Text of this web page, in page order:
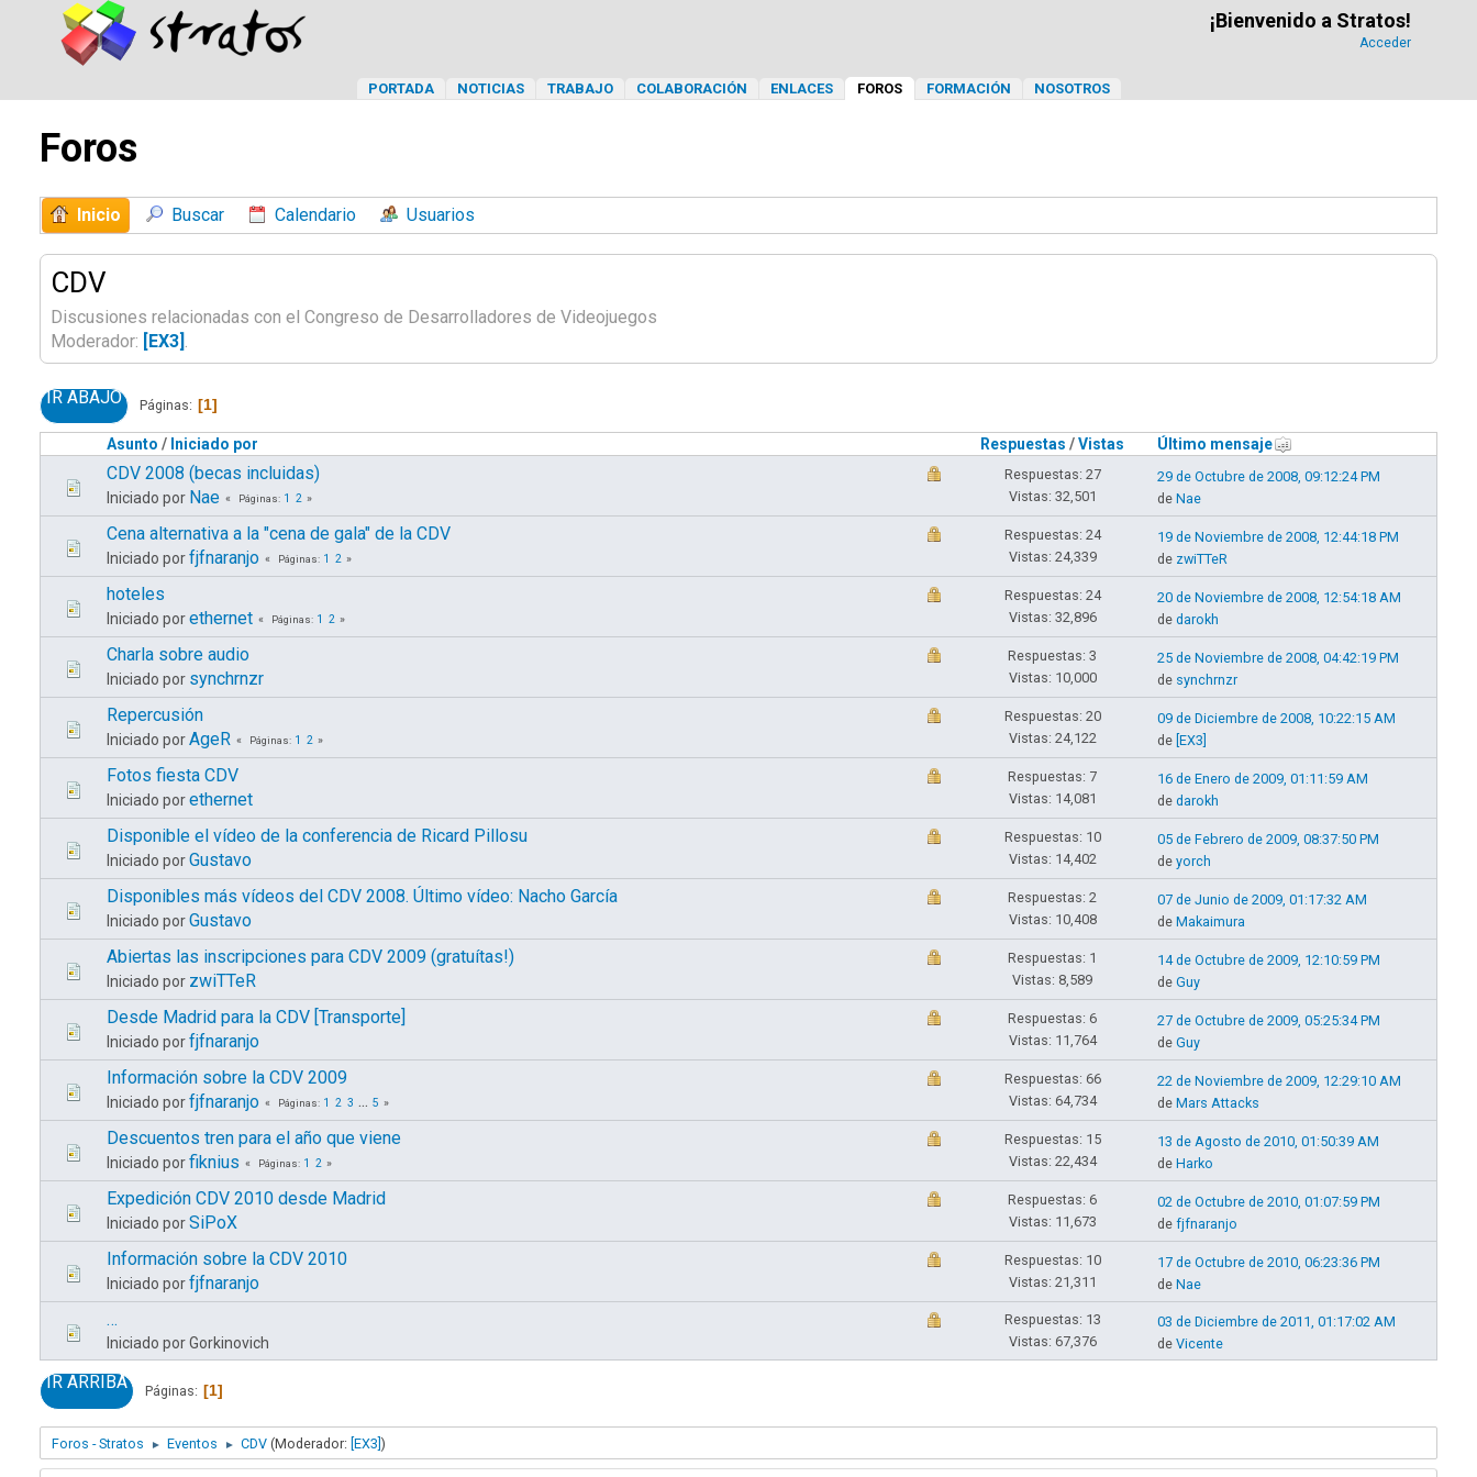
¡Bienvenido a Stratos!
Acceder
PORTADA NOTICIAS TRABAJO COLABORACIÓN ENLACES FOROS FORMACIÓN NOSOTROS
Foros
Inicio Buscar Calendario Usuarios
CDV
Discusiones relacionadas con el Congreso de Desarrolladores de Videojuegos
Moderador: [EX3]
IR ABAJO Páginas 1
Asunto / Iniciado por Respuestas /Vistas Último mensaje
CDV 2008 (becas incluidas)
Iniciado por Nae Páginas 1 2
Respuestas: 27
Vistas: 32,501
29 de Octubre de 2008, 09:12:24 PM
de Nae
Cena alternativa a la "cena de gala" de la CDV
Iniciado porfjfnaranjo Páginas 1 2
Respuestas: 24
Vistas: 24,339
19 de Noviembre de 2008, 12:44:18 PM
de zwiTTeR
hoteles
Iniciado porethernet Páginas 1 2
Respuestas: 24
Vistas: 32,896
20 de Noviembre de 2008, 12:54:18 AM
de darokh
Charla sobre audio
Iniciado por synchrnzr
Respuestas: 3
Vistas: 10,000
25 de Noviembre de 2008, 04:42:19 PM
de synchrnzr
Repercusión
Iniciado porAgeR Páginas 1 2
Respuestas: 20
Vistas: 24,122
09 de Diciembre de 2008, 10:22:15 AM
de [EX3]
Fotos fiesta CDV
Iniciado porethernet
Respuestas: 7
Vistas: 14,081
16 de Enero de 2009, 01:11:59 AM
de darokh
Disponible el vídeo de la conferencia de Ricard Pillosu
Iniciado porGustavo
Respuestas: 10
Vistas: 14,402
05 de Febrero de 2009, 08:37:50 PM
de yorch
Disponibles más vídeos del CDV 2008. Último vídeo: Nacho García
Iniciado porGustavo
Respuestas: 2
Vistas: 10,408
07 de Junio de 2009, 01:17:32 AM
de Makaimura
Abiertas las inscripciones para CDV 2009 (gratuítas!)
Iniciado por zwiTTeR
Respuestas: 1
Vistas: 8,589
14 de Octubre de 2009, 12:10:59 PM
de Guy
Desde Madrid para la CDV [Transporte]
Iniciado porfjfnaranjo
Respuestas: 6
Vistas: 11,764
27 de Octubre de 2009, 05:25:34 PM
de Guy
Información sobre la CDV 2009
Iniciado porfjfnaranjo Páginas 1 2 3 ... 5
Respuestas: 66
Vistas: 64,734
22 de Noviembre de 2009, 12:29:10 AM
de Mars Attacks
Descuentos tren para el año que viene
Iniciado porfiknius Páginas 1 2
Respuestas: 15
Vistas: 22,434
13 de Agosto de 2010, 01:50:39 AM
de Harko
Expedición CDV 2010 desde Madrid
Iniciado porSiPoX
Respuestas: 6
Vistas: 11,673
02 de Octubre de 2010, 01:07:59 PM
de fjfnaranjo
Información sobre la CDV 2010
Iniciado porfjfnaranjo
Respuestas: 10
Vistas: 21,311
17 de Octubre de 2010, 06:23:36 PM
de Nae
…
Iniciado por Gorkinovich
Respuestas: 13
Vistas: 67,376
03 de Diciembre de 2011, 01:17:02 AM
de Vicente
IR ARRIBA Páginas 1
Foros - Stratos ► Eventos ► CDV (Moderador: [EX3])